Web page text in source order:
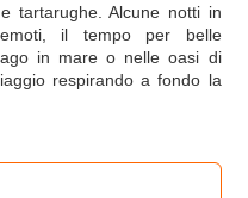
tartarughe. Alcune notti in
il tempo per belle
in mare o nelle oasi di
respirando a fondo la